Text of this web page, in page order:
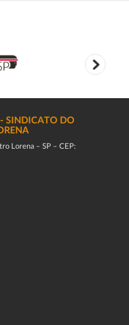
SINDICATO DO
Lorena – SP – CEP: